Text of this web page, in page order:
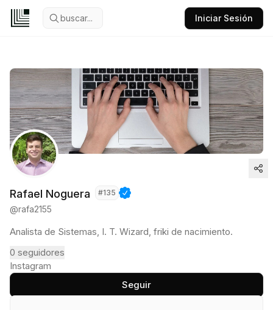
buscar... Iniciar Sesión
Rafael Noguera #135
@rafa2155
Analista de Sistemas, I. T. Wizard, friki de nacimiento.
0 seguidores
Instagram
Seguir